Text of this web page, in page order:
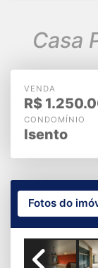
Casa
VENDA
R$
CONDOMÍNIO
Isento
Fotos do